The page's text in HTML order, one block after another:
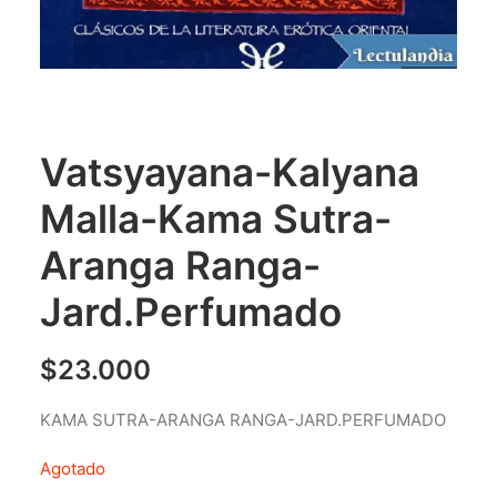
LOGIN / REGISTER
Vatsyayana-Kalyana
Malla-Kama Sutra-
Aranga Ranga-
Jard.Perfumado
$23.000
KAMA SUTRA-ARANGA RANGA-JARD.PERFUMADO
Agotado